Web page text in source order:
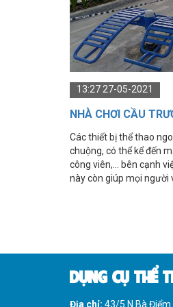
THIẾT BỊ PHÒNG
TRƯỜNG
CỎ NHÂN TẠO
13:27 27-05-2021
NHÀ CHƠI CẦU
THAO ĐƯỢC ƯA
Các thiết bị thể thao
chuộng, có thể kể đến
công viên,... bên cạnh
này còn giúp mọi người
DỤNG CỤ THỂ
Địa chỉ: 43/5 N Bà Điểm